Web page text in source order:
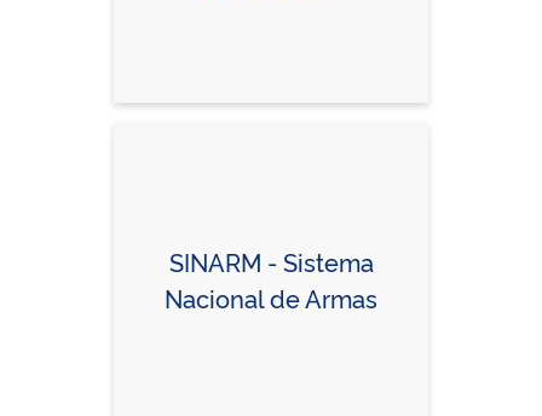
SINARM - Sistema
Nacional de Armas